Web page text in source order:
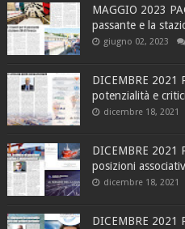
MAGGIO 2023
passante e la
giugno 02, 2023
DICEMBRE 2021
potenzialità e
dicembre 18, 2021
DICEMBRE 2021
posizioni
dicembre 18, 2021
DICEMBRE 2021